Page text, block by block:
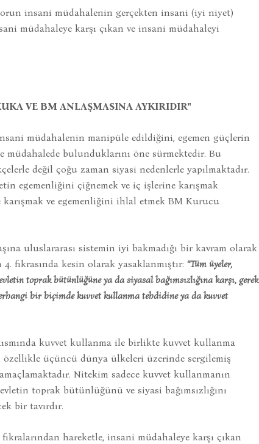
insani müdahalenin gerçekten insani (iyi niyet)
müdahaleye karşı çıkan ve insani müdahaleyi
VE BM ANLAŞMASINA AYKIRIDIR"
müdahalenin manipüle edildiğini, egemen güçlerin
müdahalede bulunduklarını öne sürmektedir. Bu
değil çoğu zaman siyasi nedenlerle yapılmaktadır.
egemenliğini çiğnemek ve iç işlerine karışmak
ve egemenliğini ihlal etmek BM Kurucu
uluslararası sistemin iyi bakmadığı bir kavram olarak
fıkrasında kesin olarak yasaklanmıştır: “Tüm üyeler,
toprak bütünlüğüne ya da siyasal bağımsızlığına karşı, gerek
bir biçimde kuvvet kullanma tehdidine ya da kuvvet
kuvvet kullanma ile birlikte kuvvet kullanma
özellikle üçüncü dünya ülkeleri üzerinde sergilemiş
Nitekim sadece kuvvet kullanmanın
toprak bütünlüğünü ve siyasi bağımsızlığını
bir tavırdır.
hareketle, insani müdahaleye karşı çıkan